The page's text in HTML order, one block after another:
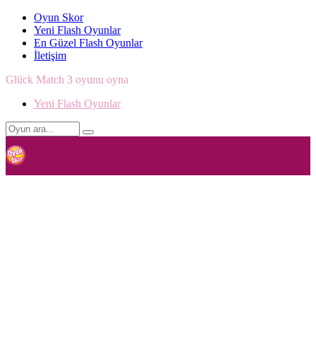
Oyun Skor
Yeni Flash Oyunlar
En Güzel Flash Oyunlar
İletişim
Glück Match 3 oyunu oyna
Yeni Flash Oyunlar